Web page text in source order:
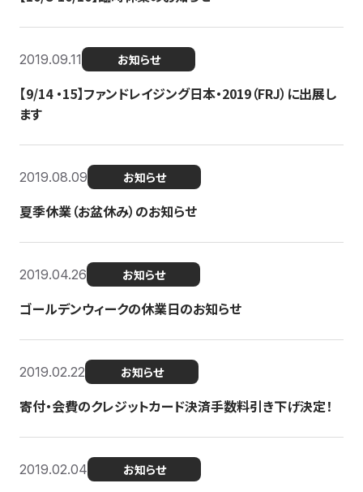
2019.09.11 お知らせ
【9/14 ・15】ファンドレイジング日本・2019（FRJ）に出展し
ます
2019.08.09 お知らせ
夏季休業（お盆休み）のお知らせ
2019.04.26 お知らせ
ゴールデンウィークの休業日のお知らせ
2019.02.22 お知らせ
寄付・会費のクレジットカード決済手数料引き下げ決定！
2019.02.04 お知らせ